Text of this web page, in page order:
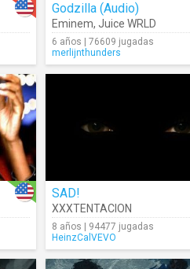
Godzilla (Audio)
Eminem, Juice WRLD
6 años | 76609 jugadas
merlijnthunders
SAD!
XXXTENTACION
8 años | 94477 jugadas
HeinzCalVEVO